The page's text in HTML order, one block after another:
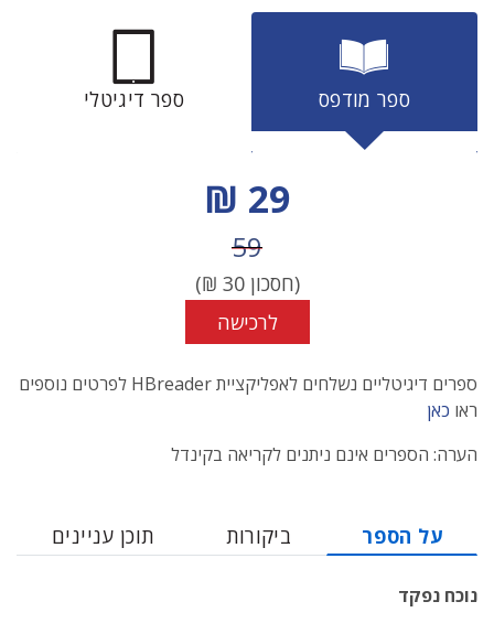
ספר מודפס ספר דיגיטלי
מחיר הנחה
29 ₪
מחיר לפני הנחה
59
(חסכון30
₪)
לרכישה
ספרים דיגיטליים נשלחים לאפליקציית HBreader לפרטים נוספים
ראו כאן
הערה: הספרים אינם ניתנים לקריאה בקינדל
על הספר ביקורות תוכן עניינים
נוכח נפקד